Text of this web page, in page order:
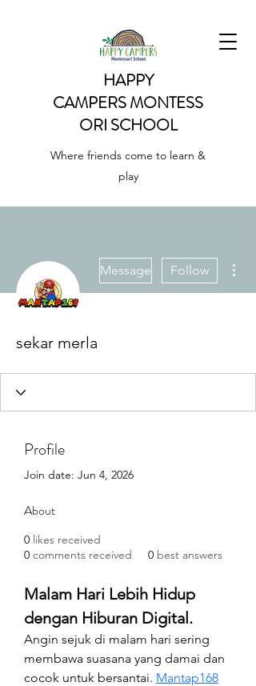
HAPPY
CAMPERSMONTESS
ORI SCHOOL
Where friends come to learn &
play
Message Follow
sekar merla
Profile
Join date: Jun 4, 2026
About
0 likes received
0 comments received 0 best answers
Malam Hari Lebih Hidup
dengan Hiburan Digital.
Angin sejuk di malam hari sering
membawa suasana yang damai dan
cocok untuk bersantai. Mantap168